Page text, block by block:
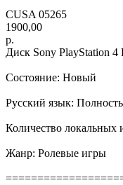
CUSA 05265
1900,00
р.
Диск Sony PlayStation
Состояние: Новый
Русский язык:
Количество локальных
Жанр: Ролевые игры